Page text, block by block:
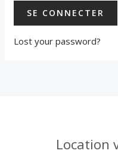
Lost your password?
Location